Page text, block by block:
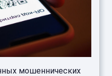
мошеннических